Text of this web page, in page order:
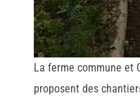
La ferme commune et
proposent des